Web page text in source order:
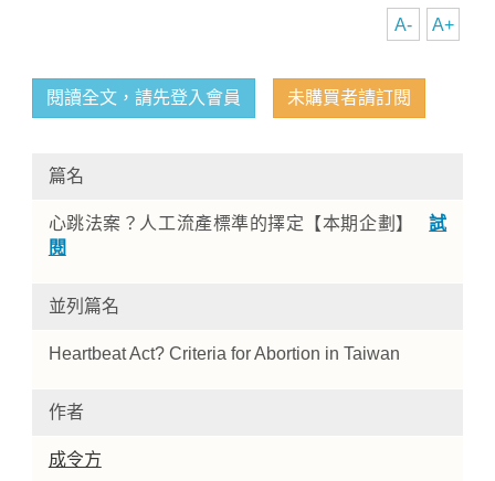
A+
A-
閱讀全文，請先登入會員 未購買者請訂閱
篇名
心跳法案？人工流產標準的擇定【本期企劃】試
閱
並列篇名
Heartbeat Act? Criteria for Abortion in Taiwan
作者
成令方